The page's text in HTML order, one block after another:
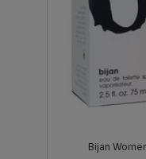
Bijan